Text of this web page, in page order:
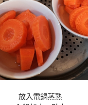
放入電鍋蒸熟